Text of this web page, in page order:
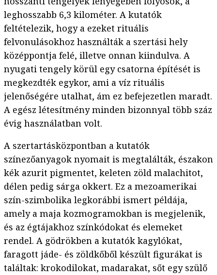
leghosszabb 6,3 kilométer. A kutatók
feltételezik, hogy a ezeket rituális
felvonulásokhoz használták a szertási hely
középpontja felé, illetve onnan kiindulva. A
nyugati tengely körül egy csatorna építését is
megkezdték egykor, ami a víz rituális
jelenőségére utalhat, ám ez befejezetlen maradt.
A egész létesítmény minden bizonnyal több száz
évig használatban volt.
A szertartásközpontban a kutatók
színezőanyagok nyomait is megtalálták, északon
kék azurit pigmentet, keleten zöld malachitot,
délen pedig sárga okkert. Ez a mezoamerikai
szín-szimbolika legkorábbi ismert példája,
amely a maja kozmogramokban is megjelenik,
és az égtájakhoz színkódokat és elemeket
rendel. A gödrökben a kutatók kagylókat,
faragott jáde- és zöldkőből készült figurákat is
találtak: krokodilokat, madarakat, sőt egy szülő